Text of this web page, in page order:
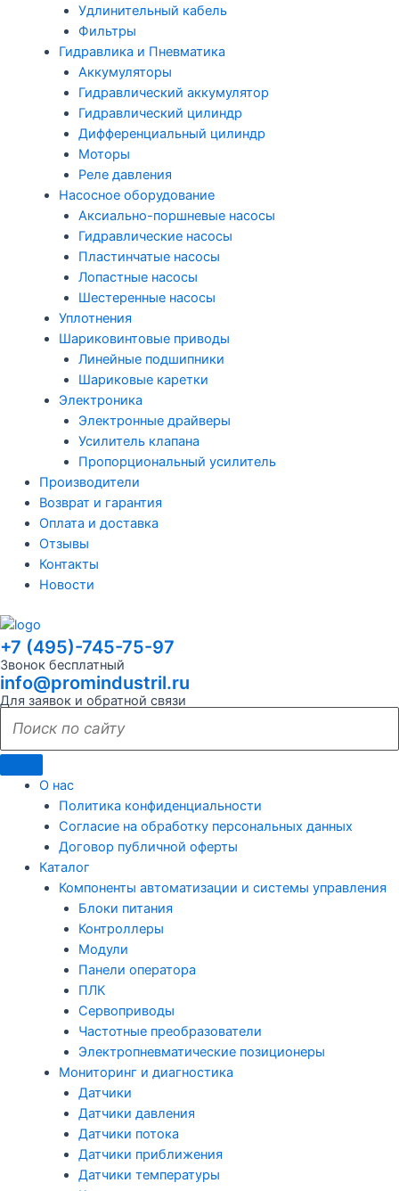
Удлинительный кабель
Фильтры
Гидравлика и Пневматика
Аккумуляторы
Гидравлический аккумулятор
Гидравлический цилиндр
Дифференциальный цилиндр
Моторы
Реле давления
Насосное оборудование
Аксиально-поршневые насосы
Гидравлические насосы
Пластинчатые насосы
Лопастные насосы
Шестеренные насосы
Уплотнения
Шариковинтовые приводы
Линейные подшипники
Шариковые каретки
Электроника
Электронные драйверы
Усилитель клапана
Пропорциональный усилитель
Производители
Возврат и гарантия
Оплата и доставка
Отзывы
Контакты
Новости
+7 (495)-745-75-97
Звонок бесплатный
info@promindustril.ru
Для заявок и обратной связи
О нас
Политика конфиденциальности
Согласие на обработку персональных данных
Договор публичной оферты
Каталог
Компоненты автоматизации и системы управления
Блоки питания
Контроллеры
Модули
Панели оператора
ПЛК
Сервоприводы
Частотные преобразователи
Электропневматические позиционеры
Мониторинг и диагностика
Датчики
Датчики давления
Датчики потока
Датчики приближения
Датчики температуры